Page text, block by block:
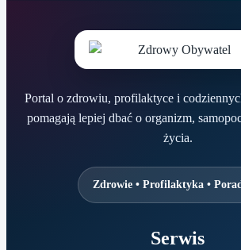
Portal o zdrowiu, profilaktyce i
pomagają lepiej dbać o organizm,
życia.
Zdrowie • Profilaktyka •
Serwis